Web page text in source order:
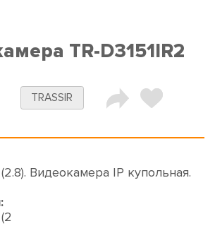
TR-D3151IR2
TRASSIR
(2.8). Видеокамера IP купольная.